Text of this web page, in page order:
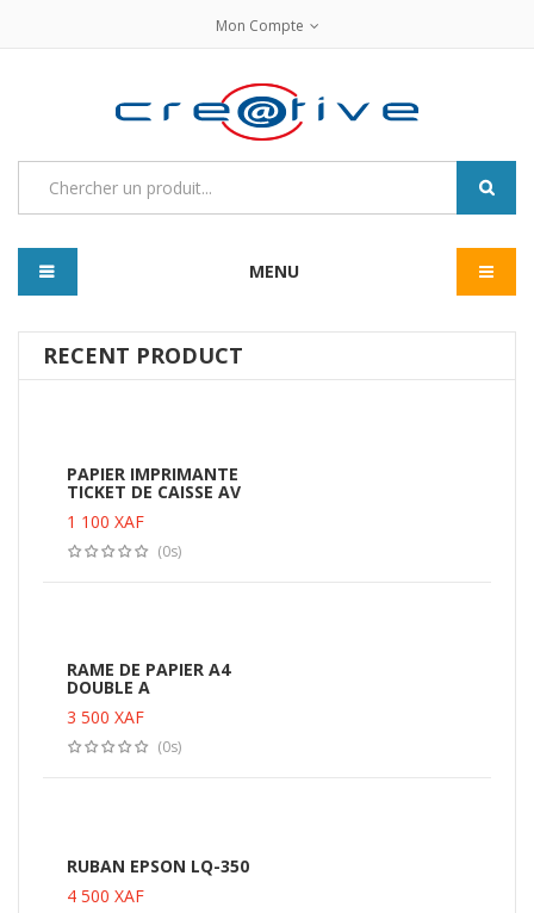
Mon Compte
MENU
RECENT PRODUCT
PAPIER IMPRIMANTE
TICKET DE CAISSE AV
1 100 XAF
(0s)
RAME DE PAPIER A4
DOUBLE A
3 500 XAF
(0s)
RUBAN EPSON LQ-350
4 500 XAF